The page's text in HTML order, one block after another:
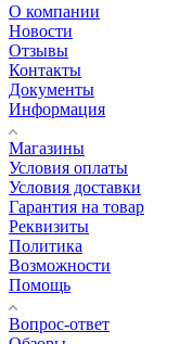
О компании
Новости
Отзывы
Контакты
Документы
Информация
Магазины
Условия оплаты
Условия доставки
Гарантия на товар
Реквизиты
Политика
Возможности
Помощь
Вопрос-ответ